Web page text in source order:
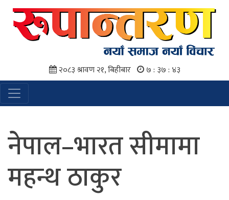
२०८३ श्रावण २१, बिहीबार ७ : ३७ : ४४
नेपाल–भारत सीमामा
महन्थ ठाकुर